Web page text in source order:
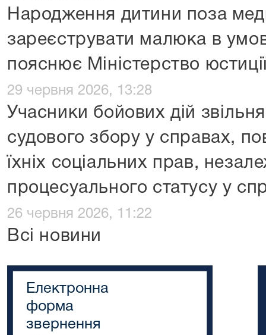
Народження дитини поза
зареєструвати малюка в
пояснює Міністерство
29 червня 2026, 13:28
Учасники бойових дій
судового збору у справах,
їхніх соціальних прав,
процесуального статусу у
26 червня 2026, 11:22
Всі новини
Електронна
форма
звернення